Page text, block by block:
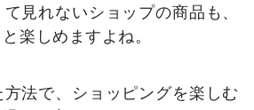
見れないショップの商品も、
楽しめますよね。
法で、ショッピングを楽しむ